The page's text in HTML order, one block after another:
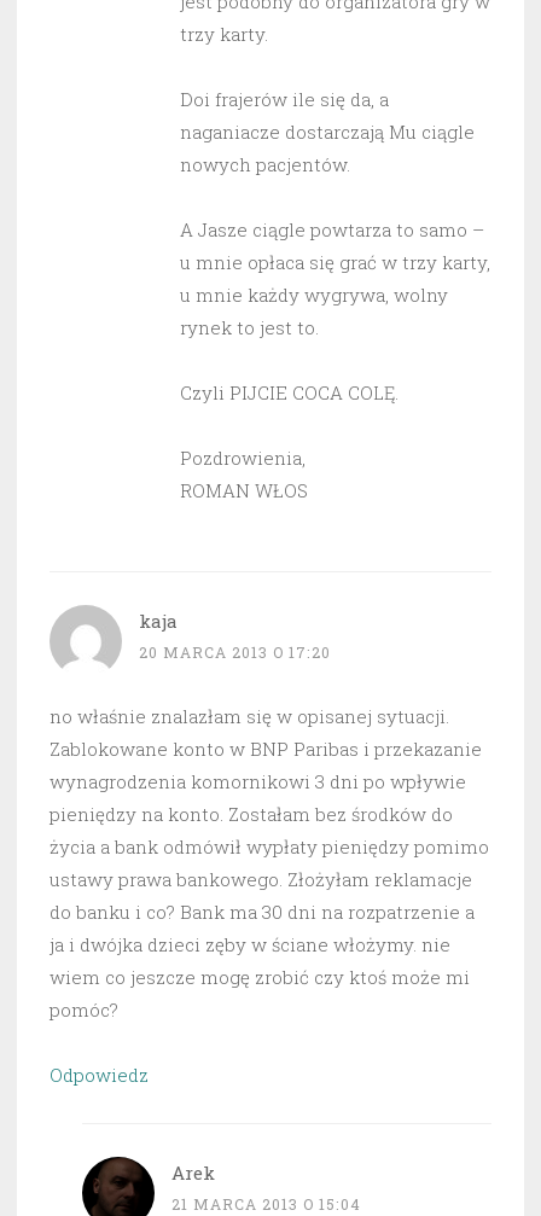
trzy karty.
Doi frajerów ile się da, a
naganiacze dostarczają Mu ciągle
nowych pacjentów.
A Jasze ciągle powtarza to samo –
u mnie opłaca się grać w trzy karty,
u mnie każdy wygrywa, wolny
rynek to jest to.
Czyli PIJCIE COCA COLĘ.
Pozdrowienia,
ROMAN WŁOS
kaja
20 MARCA 2013 O 17:20
no właśnie znalazłam się w opisanej sytuacji.
Zablokowane konto w BNP Paribas i przekazanie
wynagrodzenia komornikowi 3 dni po wpływie
pieniędzy na konto. Zostałam bez środków do
życia a bank odmówił wypłaty pieniędzy pomimo
ustawy prawa bankowego. Złożyłam reklamacje
do banku i co? Bank ma 30 dni na rozpatrzenie a
ja i dwójka dzieci zęby w ściane włożymy. nie
wiem co jeszcze mogę zrobić czy ktoś może mi
pomóc?
Odpowiedz
Arek
21 MARCA 2013 O 15:04